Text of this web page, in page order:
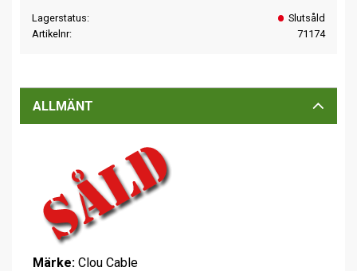
Lagerstatus
Slutsåld
Artikelnr
71174
ALLMÄNT
Märke: Clou Cable